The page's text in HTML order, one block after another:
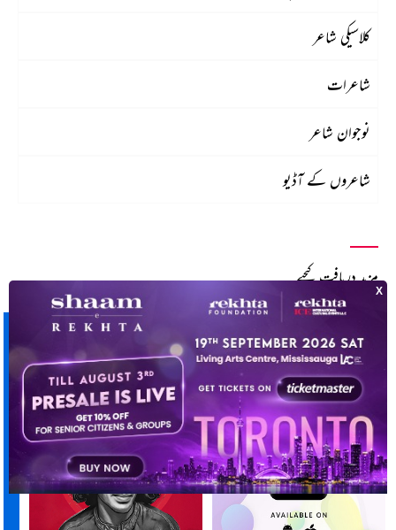
کلاسیکی شاعر
شاعرات
نوجوان شاعر
شاعروں کے آڈیو
مزید دریافت کیجیے